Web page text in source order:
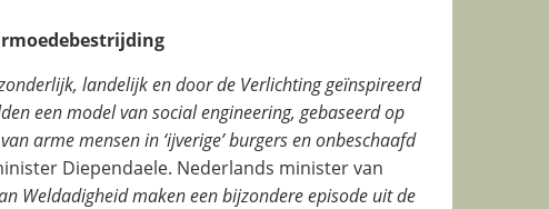
landelijk en door de Verlichting geïnspireerd
een model van social engineering, gebaseerd op
arme mensen in ‘ijverige’ burgers en onbeschaafd
Diependaele. Nederlands minister van
Weldadigheid maken een bijzondere episode uit de